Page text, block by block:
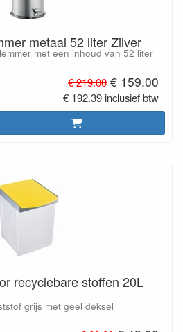
metaal 52 liter Zilver
met een inhoud van 52 liter
€ 219.00 € 159.00
€ 192.39 inclusief btw
recyclebare stoffen 20L
grijs met geel deksel